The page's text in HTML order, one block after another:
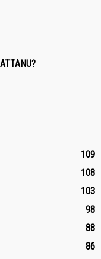
109
108
103
98
88
86